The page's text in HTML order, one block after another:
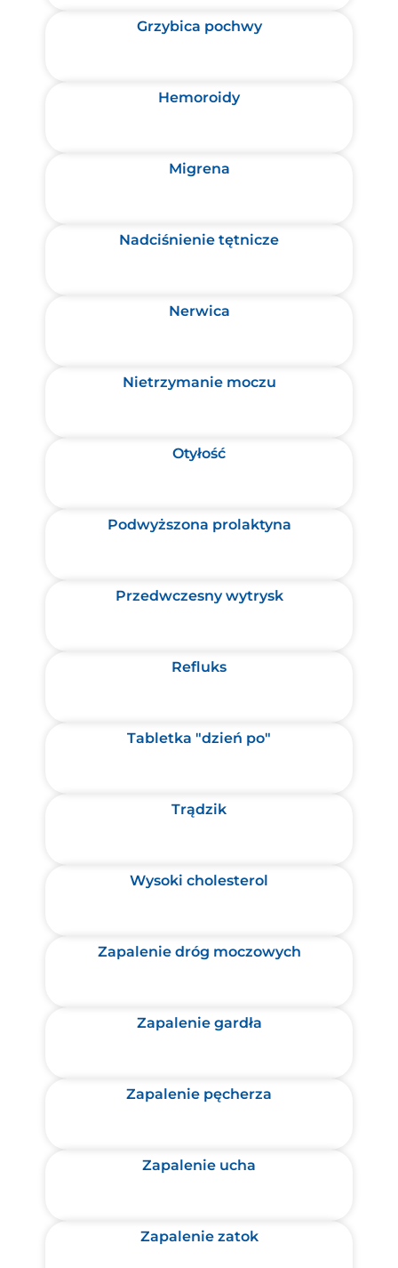
Grzybica pochwy
Hemoroidy
Migrena
Nadciśnienie tętnicze
Nerwica
Nietrzymanie moczu
Otyłość
Podwyższona prolaktyna
Przedwczesny wytrysk
Refluks
Tabletka "dzień po"
Trądzik
Wysoki cholesterol
Zapalenie dróg moczowych
Zapalenie gardła
Zapalenie pęcherza
Zapalenie ucha
Zapalenie zatok